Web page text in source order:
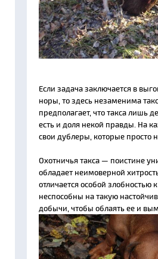
Если задача заключается в
норы, то здесь незаменима
предполагает, что такса лишь
есть и доля некой правды. На
свои дублеры, которые просто
Охотничья такса — поистине
обладает неимоверной
отличается особой злобностью
неспособны на такую
добычи, чтобы облаять ее и